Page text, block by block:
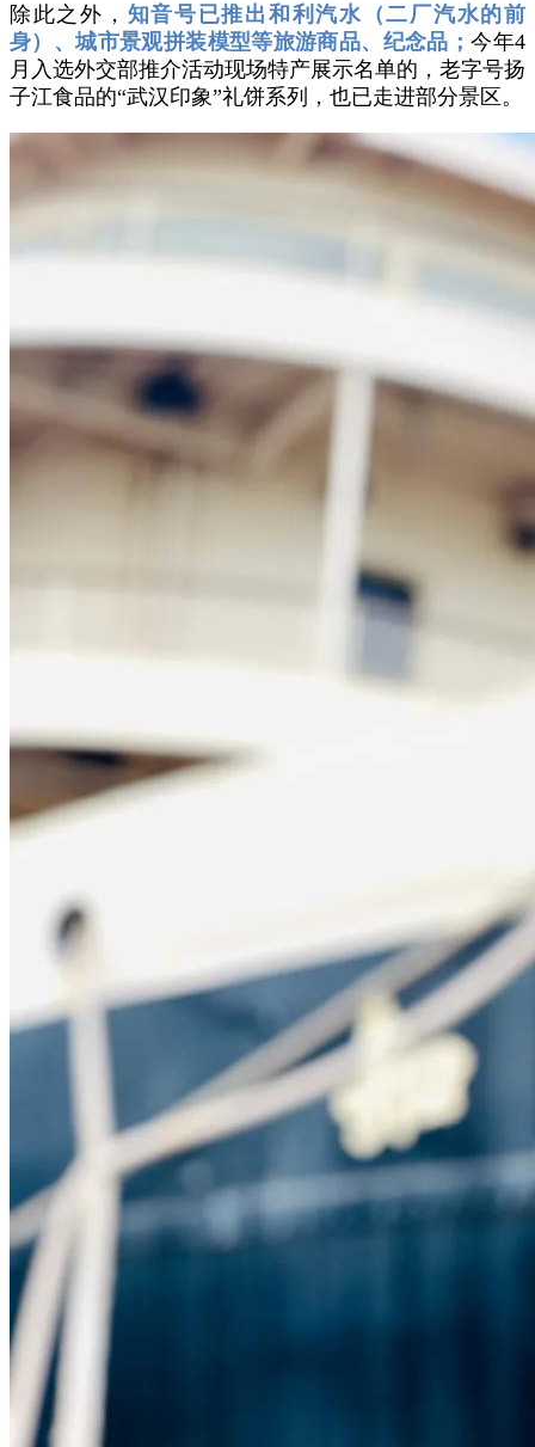
除此之外， 知音号已推出和利汽水（二厂汽水的前
身）、城市景观拼装模型等旅游商品、纪念品； 今年4
月入选外交部推介活动现场特产展示名单的，老字号扬
子江食品的“武汉印象”礼饼系列，也已走进部分景区。